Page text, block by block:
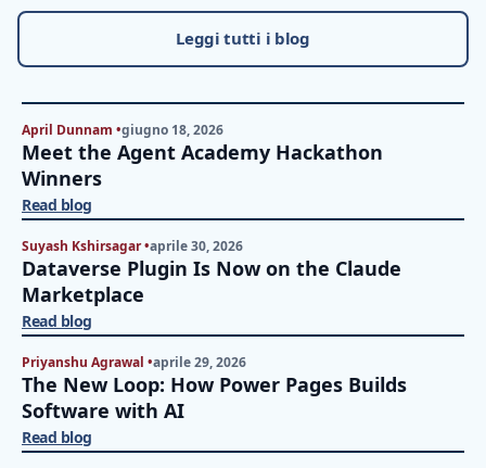
Leggi tutti i blog
April Dunnam •giugno 18, 2026
Meet the Agent Academy Hackathon
Winners
Read blog
Suyash Kshirsagar •aprile 30, 2026
Dataverse Plugin Is Now on the Claude
Marketplace
Read blog
Priyanshu Agrawal •aprile 29, 2026
The New Loop: How Power Pages Builds
Software with AI
Read blog